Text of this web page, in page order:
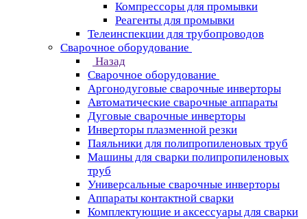
Компрессоры для промывки
Реагенты для промывки
Телеинспекции для трубопроводов
Сварочное оборудование
Назад
Сварочное оборудование
Аргонодуговые сварочные инверторы
Автоматические сварочные аппараты
Дуговые сварочные инверторы
Инверторы плазменной резки
Паяльники для полипропиленовых труб
Машины для сварки полипропиленовых
труб
Универсальные сварочные инверторы
Аппараты контактной сварки
Комплектующие и аксессуары для сварки